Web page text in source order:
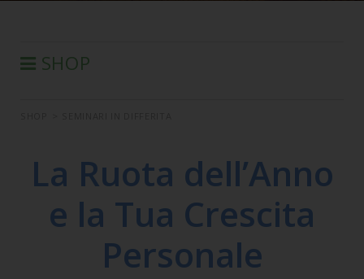
SHOP
SEMINARI IN DIFFERITA
La Ruota dell’Anno
e la Tua Crescita
Personale